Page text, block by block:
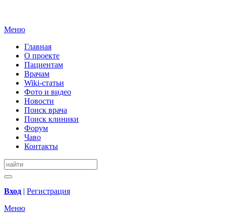
Меню
Главная
О проекте
Пациентам
Врачам
Wiki-статьи
Фото и видео
Новости
Поиск врача
Поиск клиники
Форум
Чаво
Контакты
Вход | Регистрация
Меню